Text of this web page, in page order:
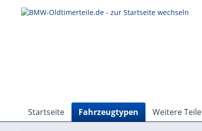
Startseite Fahrzeugtypen Weitere Teile